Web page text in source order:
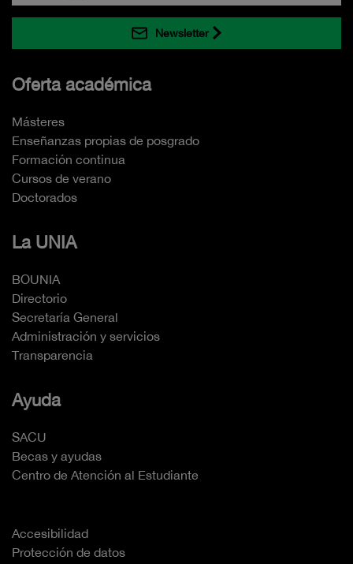
Newsletter
Oferta académica
Másteres
Enseñanzas propias de posgrado
Formación continua
Cursos de verano
Doctorados
La UNIA
BOUNIA
Directorio
Secretaría General
Administración y servicios
Transparencia
Ayuda
SACU
Becas y ayudas
Centro de Atención al Estudiante
Accesibilidad
Protección de datos